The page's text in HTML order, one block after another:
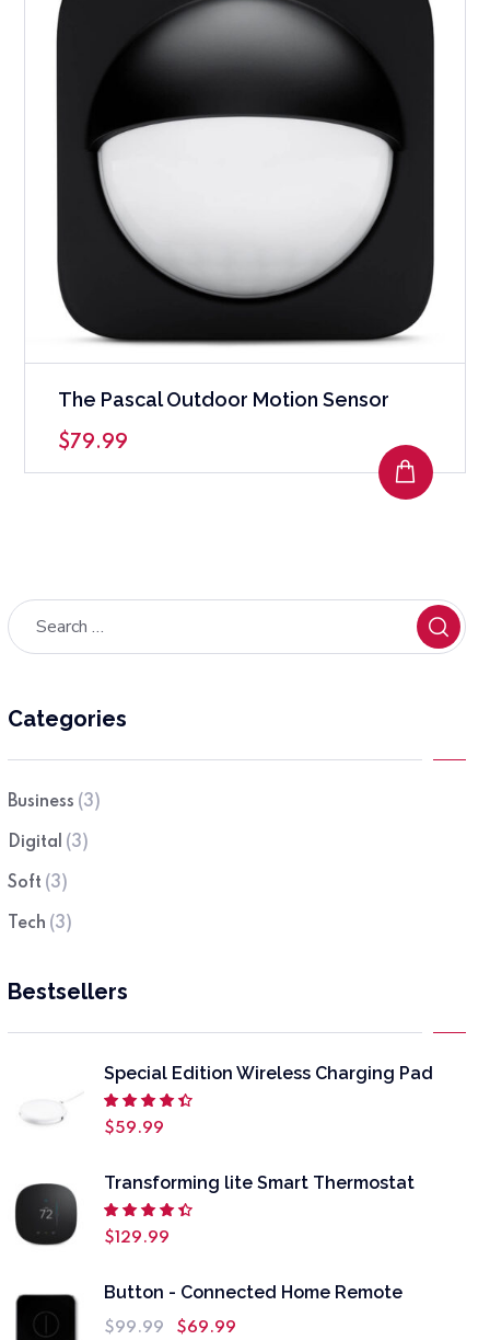
The Pascal Outdoor Motion Sensor
$79.99
Categories
Business (3)
Digital (3)
Soft (3)
Tech (3)
Bestsellers
Special Edition Wireless Charging Pad
Note
4.50
$59.99
Transforming lite Smart Thermostat
Note
4.50
$129.99
Button - Connected Home Remote
$99.99 $69.99